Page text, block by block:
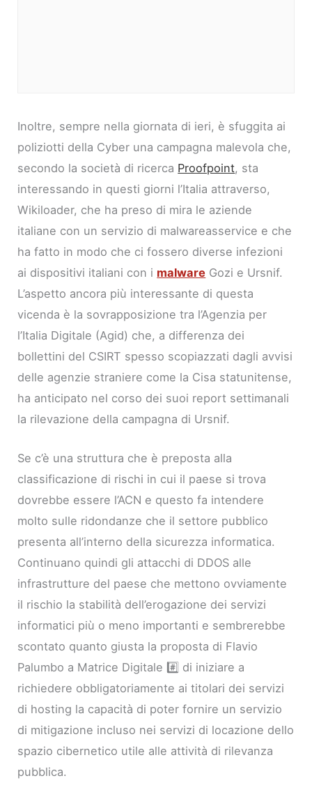
Inoltre, sempre nella giornata di ieri, è sfuggita ai
poliziotti della Cyber una campagna malevola che,
secondo la società di ricerca Proofpoint, sta
interessando in questi giorni l’Italia attraverso,
Wikiloader, che ha preso di mira le aziende
italiane con un servizio di malwareasservice e che
ha fatto in modo che ci fossero diverse infezioni
ai dispositivi italiani con i malware Gozi e Ursnif.
L’aspetto ancora più interessante di questa
vicenda è la sovrapposizione tra l’Agenzia per
l’Italia Digitale (Agid) che, a differenza dei
bollettini del CSIRT spesso scopiazzati dagli avvisi
delle agenzie straniere come la Cisa statunitense,
ha anticipato nel corso dei suoi report settimanali
la rilevazione della campagna di Ursnif.
Se c’è una struttura che è preposta alla
classificazione di rischi in cui il paese si trova
dovrebbe essere l’ACN e questo fa intendere
molto sulle ridondanze che il settore pubblico
presenta all’interno della sicurezza informatica.
Continuano quindi gli attacchi di DDOS alle
infrastrutture del paese che mettono ovviamente
il rischio la stabilità dell’erogazione dei servizi
informatici più o meno importanti e sembrerebbe
scontato quanto giusta la proposta di Flavio
Palumbo a Matrice Digitale #️⃣ di iniziare a
richiedere obbligatoriamente ai titolari dei servizi
di hosting la capacità di poter fornire un servizio
di mitigazione incluso nei servizi di locazione dello
spazio cibernetico utile alle attività di rilevanza
pubblica.